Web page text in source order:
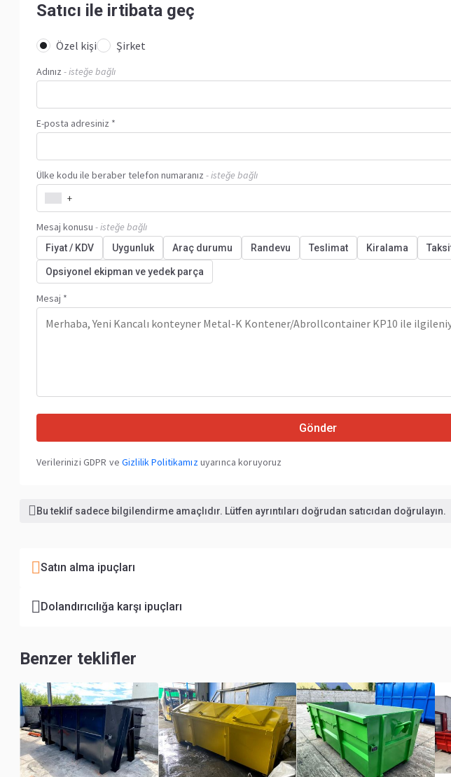
Satıcı ile irtibata geç
Özel kişi Şirket
Adınız - isteğe bağlı
E-posta adresiniz *
Ülke kodu ile beraber telefon numaranız - isteğe bağlı
+
Mesaj konusu - isteğe bağlı
Fiyat / KDV Uygunluk Araç durumu Randevu Teslimat Kiralama
Opsiyonel ekipman ve yedek parça
Mesaj *
Gönder
Verilerinizi GDPR ve Gizlilik Politikamızuyarınca koruyoruz
Bu teklif sadece bilgilendirme amaçlıdır. Lütfen ayrıntıları doğrudan satıcıdan doğrulayın.
Satın alma ipuçları
Dolandırıcılığa karşı ipuçları
Benzer teklifler